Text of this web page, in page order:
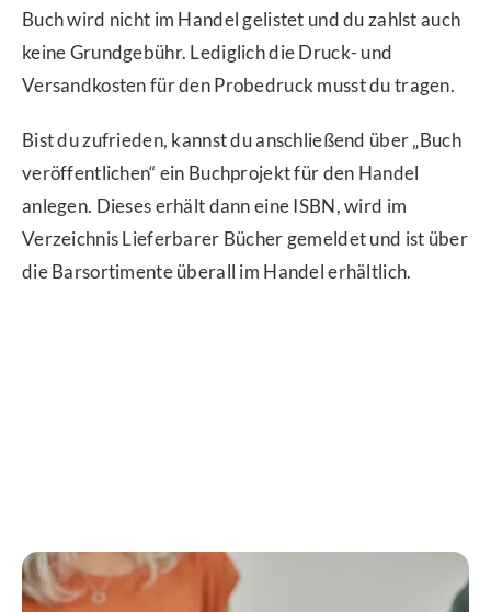
Buch wird nicht im Handel gelistet und du zahlst auch
keine Grundgebühr. Lediglich die Druck- und
Versandkosten für den Probedruck musst du tragen.
Bist du zufrieden, kannst du anschließend über „Buch
veröffentlichen“ ein Buchprojekt für den Handel
anlegen. Dieses erhält dann eine ISBN, wird im
Verzeichnis Lieferbarer Bücher gemeldet und ist über
die Barsortimente überall im Handel erhältlich.